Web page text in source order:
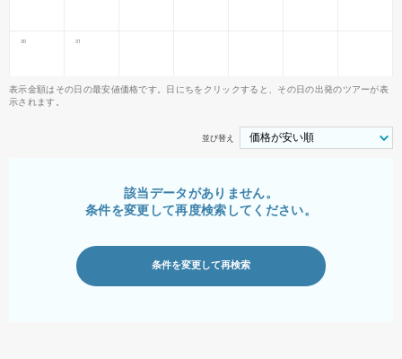
30 31
表示金額はその日の最安値価格です。日にちをクリックすると、その日の出発のツアーが表
示されます。
並び替え
該当データがありません。
条件を変更して再度検索してください。
条件を変更して再検索